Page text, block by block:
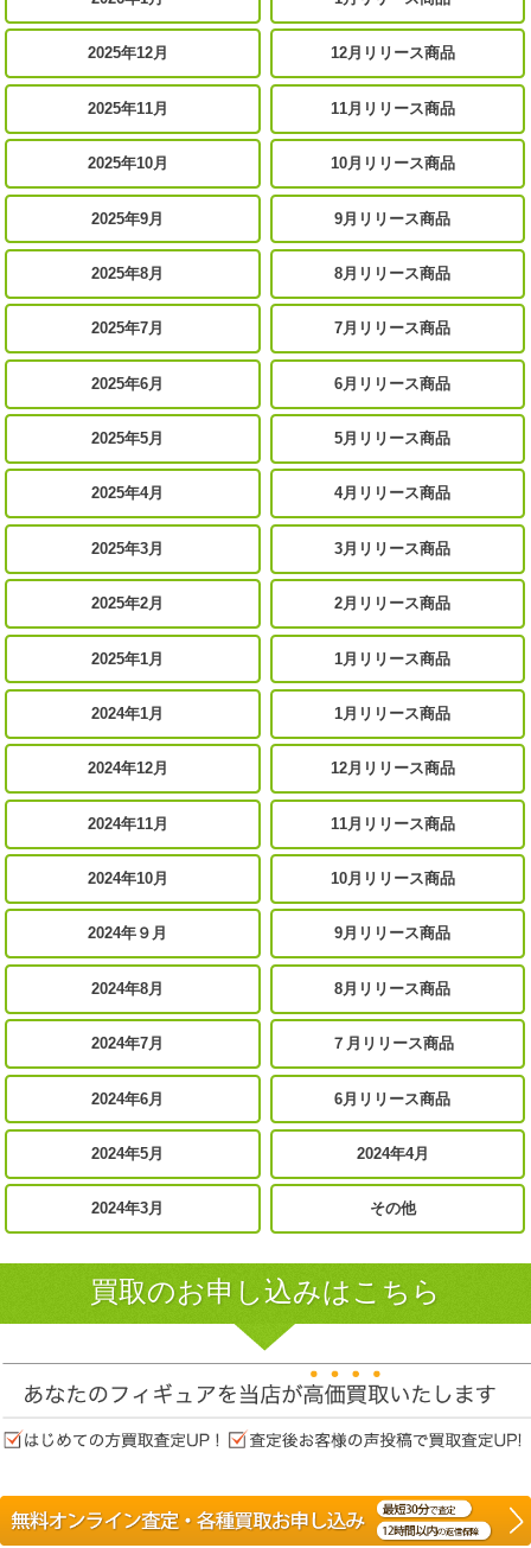
2025年12月 12月リリース商品
2025年11月 11月リリース商品
2025年10月 10月リリース商品
2025年9月 9月リリース商品
2025年8月 8月リリース商品
2025年7月 7月リリース商品
2025年6月 6月リリース商品
2025年5月 5月リリース商品
2025年4月 4月リリース商品
2025年3月 3月リリース商品
2025年2月 2月リリース商品
2025年1月 1月リリース商品
2024年1月 1月リリース商品
2024年12月 12月リリース商品
2024年11月 11月リリース商品
2024年10月 10月リリース商品
2024年９月 9月リリース商品
2024年8月 8月リリース商品
2024年7月 ７月リリース商品
2024年6月 6月リリース商品
2024年5月 2024年4月
2024年3月 その他
買取のお申し込みはこちら